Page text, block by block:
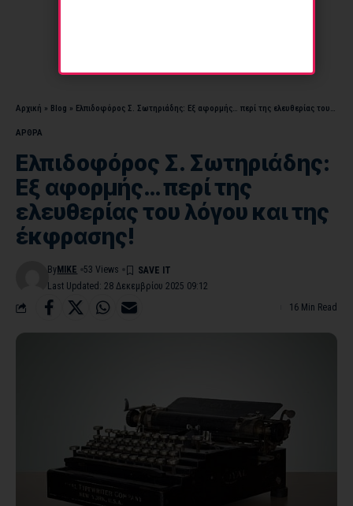
Αρχική » Blog » Ελπιδοφόρος Σ. Σωτηριάδης: Εξ αφορμής… περί της ελευθερίας του λόγου και της έκφρασης!
ΑΡΘΡΑ
Ελπιδοφόρος Σ. Σωτηριάδης:
Εξ αφορμής… περί της
ελευθερίας του λόγου και της
έκφρασης!
Last Updated: 28 Δεκεμβρίου 2025 09:12
By MIKE 53 Views
16 Min Read